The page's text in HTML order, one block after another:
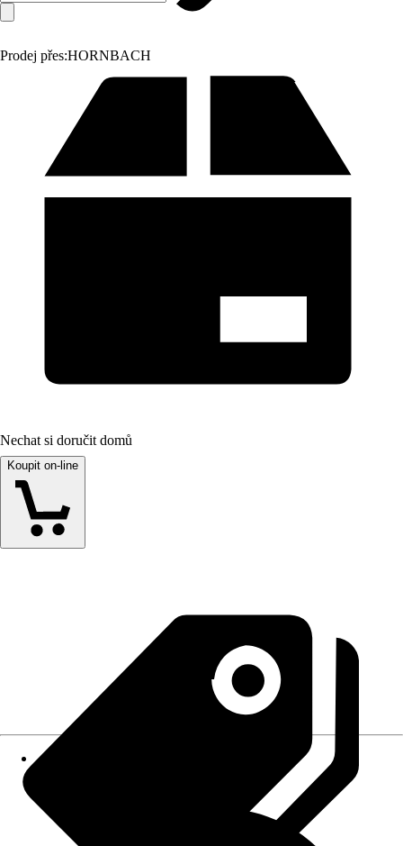
Prodej přes:HORNBACH
Nechat si doručit domů
Koupit on-line